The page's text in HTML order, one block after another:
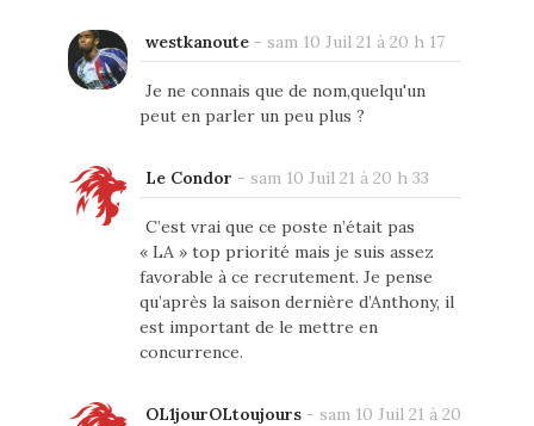
westkanoute- sam 10 Juil 21 à 20 h 17
Je ne connais que de nom,quelqu'un
peut en parler un peu plus ?
Le Condor - sam 10 Juil 21 à 20 h 33
C’est vrai que ce poste n’était pas
« LA » top priorité mais je suis assez
favorable à ce recrutement. Je pense
qu’après la saison dernière d’Anthony, il
est important de le mettre en
concurrence.
OL1jourOLtoujours- sam 10 Juil 21 à 20